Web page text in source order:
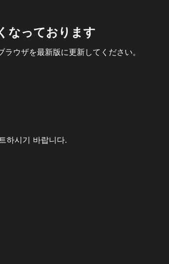
なっております
ウザを最新版に更新してください。
하시기 바랍니다.